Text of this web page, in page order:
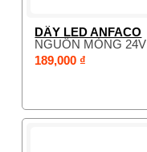
DÂY LED ANFACO
NGUỒN MỎNG 24V
189,000 ₫